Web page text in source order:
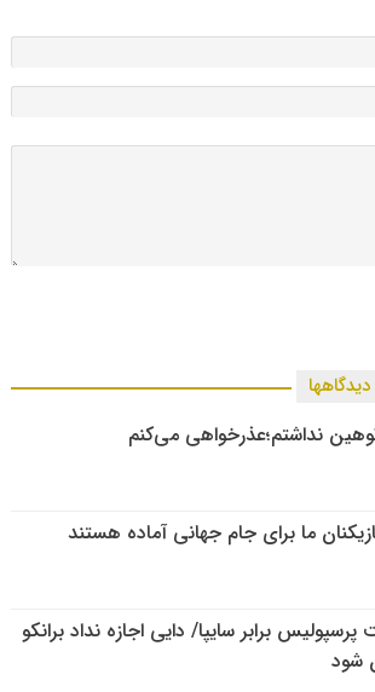
دیدگاهها
نداشتم؛عذرخواهی می‌کنم
ما برای جام جهانی آماده هستند
برابر سایپا/ دایی اجازه نداد برانکو
شود